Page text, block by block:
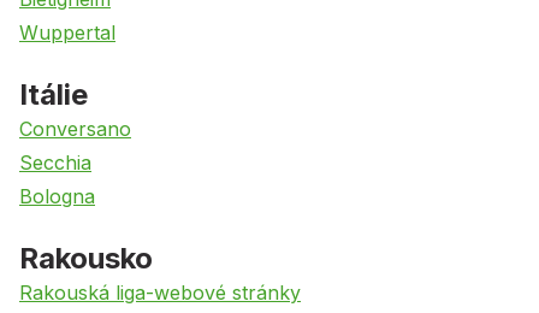
Wuppertal
Itálie
Conversano
Secchia
Bologna
Rakousko
Rakouská liga-webové stránky